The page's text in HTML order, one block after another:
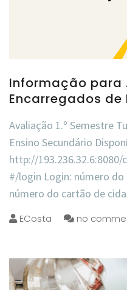
Informação para
Encarregados
Avaliação 1.º Semestre
Ensino Secundário
http://
#/login Login: número do
número do cartão de
ECosta no